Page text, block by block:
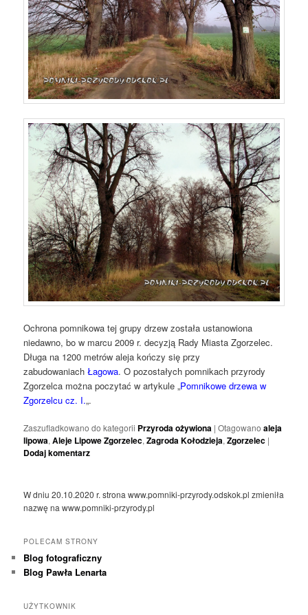
Ochrona pomnikowa tej grupy drzew została ustanowiona
niedawno, bo w marcu 2009 r. decyzją Rady Miasta Zgorzelec.
Długa na 1200 metrów aleja kończy się przy
zabudowaniach Łagowa. O pozostałych pomnikach przyrody
Zgorzelca można poczytać w artykule „Pomnikowe drzewa w
Zgorzelcu cz. I.„.
Zaszufladkowano do kategorii Przyroda ożywiona |Otagowano aleja
lipowa,Aleje Lipowe Zgorzelec,Zagroda Kołodzieja,Zgorzelec |
Dodaj komentarz
W dniu 20.10.2020 r. strona www.pomniki-przyrody.odskok.pl zmieniła
nazwę na www.pomniki-przyrody.pl
POLECAM STRONY
Blog fotograficzny
Blog Pawła Lenarta
UŻYTKOWNIK